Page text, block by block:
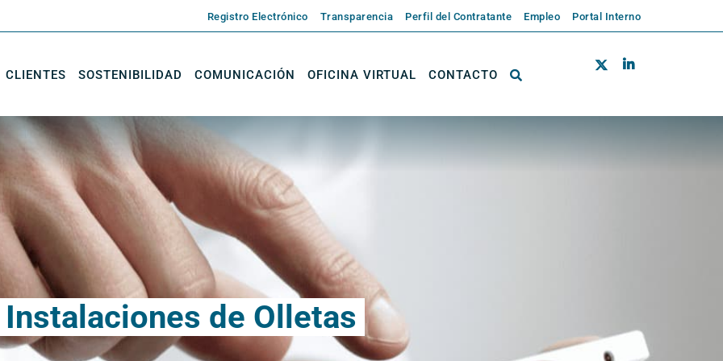
Registro Electrónico Transparencia Perfil del Contratante Empleo Portal Interno
CLIENTES SOSTENIBILIDAD COMUNICACIÓN OFICINA VIRTUAL CONTACTO
Instalaciones de Olletas